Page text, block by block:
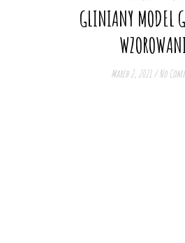
GLINIANY MODEL
March 2, 2021 / No